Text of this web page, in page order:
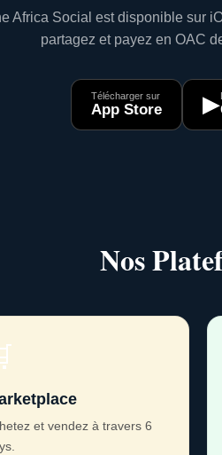
Africa Social est disponible sur
partagez et payez en OAC
Télécharger sur
App Store ▶
Nos
et vendez à travers 6